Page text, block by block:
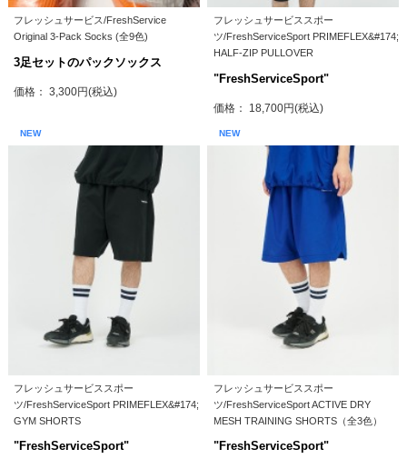
フレッシュサービス/FreshService
Original 3-Pack Socks (全9色)
3足セットのパックソックス
価格： 3,300円(税込)
フレッシュサービススポー
ツ/FreshServiceSport PRIMEFLEX&#174;
HALF-ZIP PULLOVER
"FreshServiceSport"
価格： 18,700円(税込)
NEW
フレッシュサービススポー
ツ/FreshServiceSport PRIMEFLEX&#174;
GYM SHORTS
"FreshServiceSport"
NEW
フレッシュサービススポー
ツ/FreshServiceSport ACTIVE DRY
MESH TRAINING SHORTS（全3色）
"FreshServiceSport"